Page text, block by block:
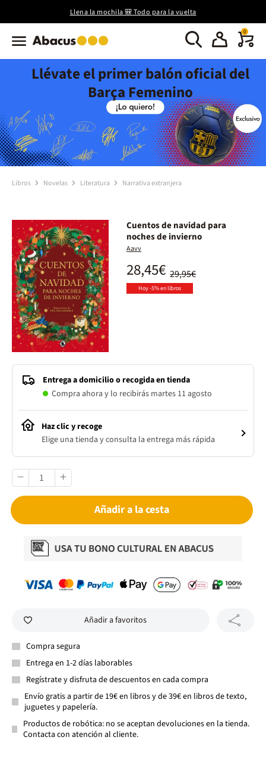
Llena la mochila 🎒 Todo para la vuelta
0
Llévate el primer balón oficial del
Barça Femenino
Libros Novelas Literatura Narrativa extranjera
Cuentos de navidad para
noches de invierno
Aavv
29,95€
28,45€
Hoy -5% en libros
Entrega a domicilio o recogida en tienda
Compra ahora y lo recibirás martes 11 agosto
Haz clic y recoge
Elige una tienda y consulta la entrega más rápida
Añadir a la cesta
Añadir a favoritos
Compra segura
Entrega en 1-2 días laborables
Regístrate y disfruta de descuentos en cada compra
Envío gratis a partir de 19€ en libros y de 39€ en libros de texto,
juguetes y papelería.
Productos de robótica: no se aceptan devoluciones en la tienda.
Contacta con atención al cliente.